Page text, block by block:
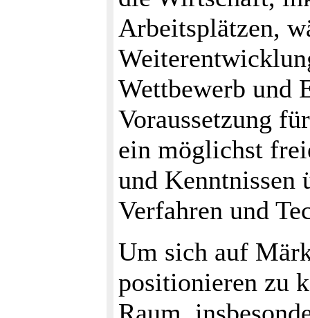
Arbeitsplätzen,
Wettbewerb und
Voraussetzung
ein möglichst
und Kenntnissen
Verfahren und
Um sich auf
positionieren zu